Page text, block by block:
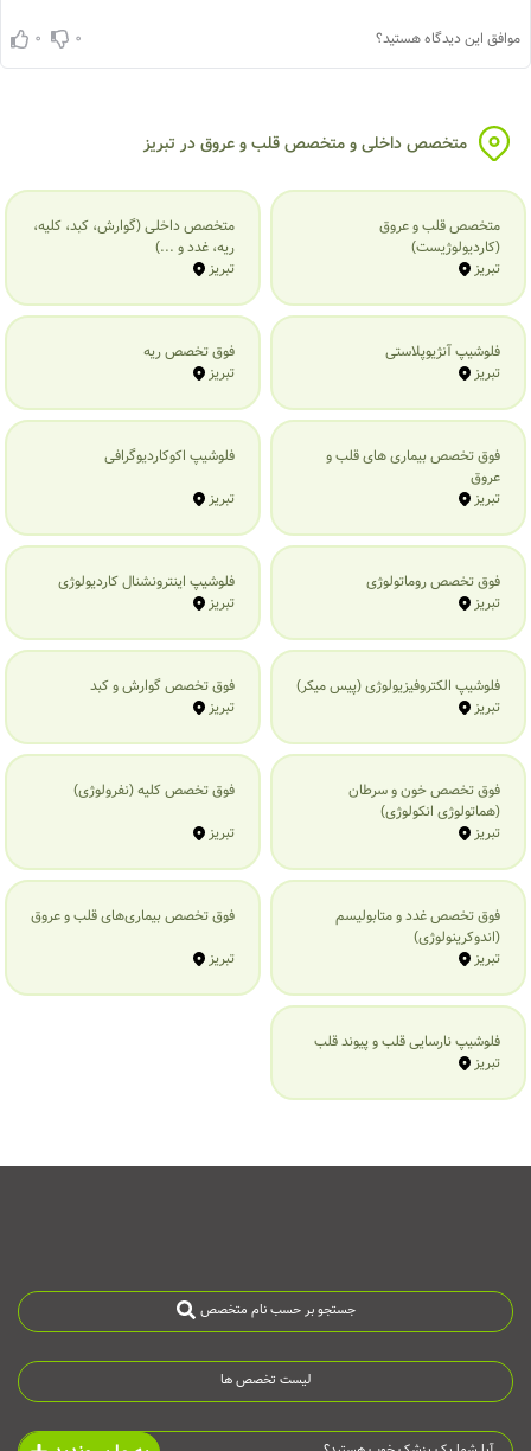
موافق این دیدگاه هستید؟ 0
0
متخصص داخلی و متخصص قلب و عروق در تبریز
متخصص قلب و عروق
(کاردیولوژیست)
تبریز
متخصص داخلی (گوارش، کبد، کلیه،
ریه، غدد و ...)
تبریز
فلوشیپ آنژیوپلاستی
تبریز
فوق تخصص ریه
تبریز
فوق تخصص بیماری های قلب و
عروق
تبریز
فلوشیپ اکوکاردیوگرافی
تبریز
فوق تخصص روماتولوژی
تبریز
فلوشیپ اینترونشنال کاردیولوژی
تبریز
فلوشیپ الکتروفیزیولوژی (پیس میکر)
تبریز
فوق تخصص گوارش و کبد
تبریز
فوق تخصص خون و سرطان
(هماتولوژی انکولوژی)
تبریز
فوق تخصص کلیه (نفرولوژی)
تبریز
فوق تخصص غدد و متابولیسم
(اندوکرینولوژی)
تبریز
فوق تخصص بیماری‌های قلب و عروق
تبریز
فلوشیپ نارسایی قلب و پیوند قلب
تبریز
جستجو بر حسب نام متخصص
لیست تخصص ها